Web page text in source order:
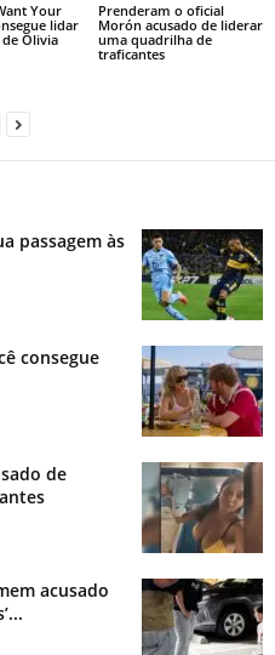
Your
lidar
Olivia
Prenderam o oficial
Morón acusado de liderar
uma quadrilha de
traficantes
passagem às
consegue
de
acusado